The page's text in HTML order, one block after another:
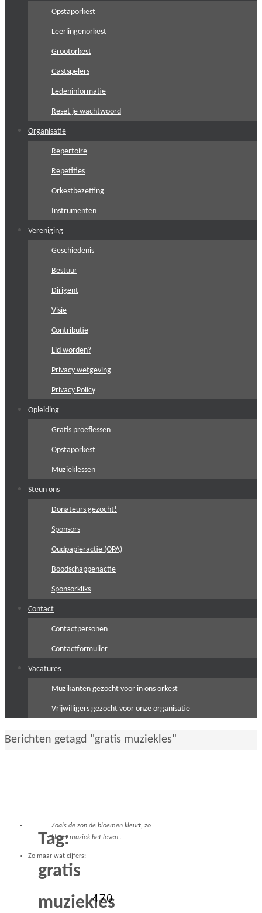
Opstaporkest
Leerlingenorkest
Grootorkest
Gastspelers
Ledeninformatie
Reset je wachtwoord
Organisatie
Repertoire
Repetities
Orkestbezetting
Instrumenten
Vereniging
Geschiedenis
Bestuur
Dirigent
Visie
Contributie
Lid worden?
Privacy wetgeving
Privacy Policy
Opleiding
Gratis proeflessen
Opstaporkest
Muzieklessen
Steun ons
Donateurs gezocht!
Sponsors
Oudpapieractie (OPA)
Boodschappenactie
Sponsorkliks
Contact
Contactpersonen
Contactformulier
Vacatures
Muzikanten gezocht voor in ons orkest
Vrijwilligers gezocht voor onze organisatie
Home
Berichten getagd "gratis muziekles"
Tag:
gratis
muziekles
Zoals de zon de bloemen kleurt, zo
kleurt muziek het leven..
Zo maar wat cijfers:
470